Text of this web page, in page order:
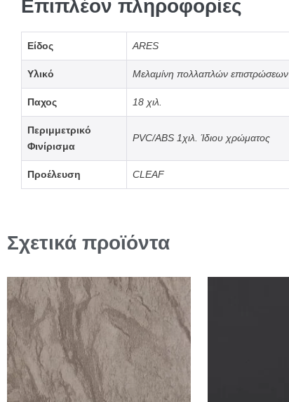
Επιπλέον πληροφορίες
Είδος ARES
Υλικό Μελαμίνη πολλαπλών επιστρώσεων
Παχος 18 χιλ.
Περιμμετρικό
Φινίρισμα
PVC/ABS 1χιλ. Ίδιου χρώματος
Προέλευση CLEAF
Σχετικά προϊόντα